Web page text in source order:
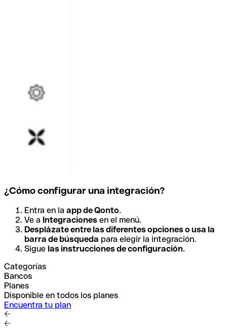
¿Cómo configurar una integración?
Entra en la app de Qonto.
Ve a Integraciones en el menú.
Desplázate entre las diferentes opciones o usa la
barra de búsqueda para elegir la integración.
Sigue las instrucciones de configuración.
Categorías
Bancos
Planes
Disponible en todos los planes
Encuentra tu plan